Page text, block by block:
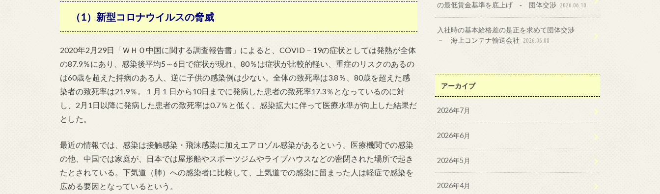
（1）新型コロナウイルスの脅威
2020年2月29日「ＷＨＯ中国に関する調査報告書」によると、COVID－19の症状としては発熱が全体
の87.9％にあり、感染後平均5～6日で症状が現れ、80％は症状が比較的軽い、重症のリスクのあるの
は60歳を超えた持病のある人、逆に子供の感染例は少ない。全体の致死率は3.8％、80歳を超えた感
染者の致死率は21.9％。１月１日から10日までに発病した患者の致死率17.3％となっているのに対
し、2月1日以降に発病した患者の致死率は0.7％と低く、感染拡大に伴って医療水準が向上した結果だ
とした。
最近の情報では、感染は接触感染・飛沫感染に加えエアロゾル感染があるという。医療機関での感染
の他、中国では家庭が、日本では屋形船やスポーツジムやライブハウスなどの密閉された場所で起き
たとされている。下気道（肺）への感染者に比較して、上気道での感染に留まった人は軽症で感染を
広める要因となっているという。
の最低賃金基準を底上げ ‐ 団体交渉 2026.06.10
入社時の基本給格差の是正を求めて団体交渉
－ 海上コンテナ輸送会社
2026.06.08
アーカイブ
2026年7月
2026年6月
2026年5月
2026年4月